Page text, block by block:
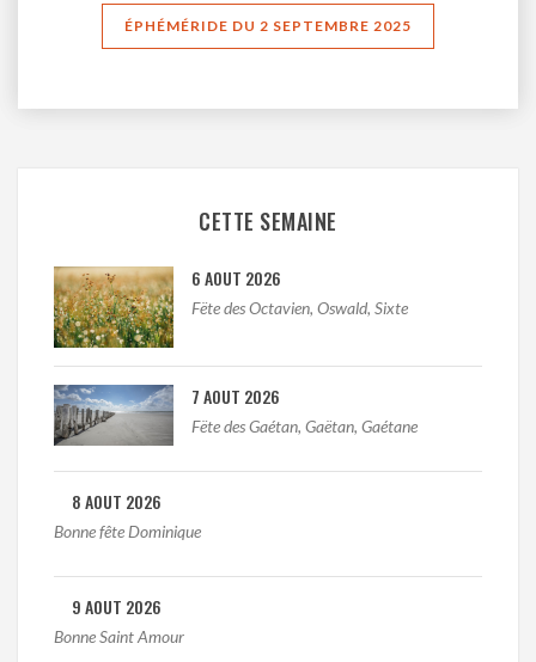
ÉPHÉMÉRIDE DU 2 SEPTEMBRE 2025
CETTE SEMAINE
6 AOUT 2026
Fëte des Octavien, Oswald, Sixte
7 AOUT 2026
Fëte des Gaétan, Gaëtan, Gaétane
8 AOUT 2026
Bonne fête Dominique
9 AOUT 2026
Bonne Saint Amour